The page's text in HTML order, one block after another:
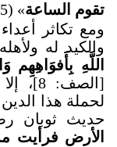
تقوم الساعة» (15).
ومع تكاثر
والكيد له
اللَّهِ بِأَفوَاهِهِم
[الصف:
لحملة هذا
حديث ثوبان
الأرض فرأيت